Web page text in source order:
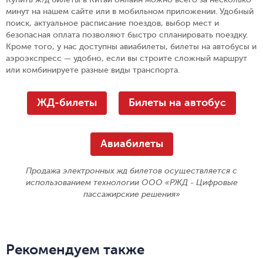
минут на нашем сайте или в мобильном приложении. Удобный
поиск, актуальное расписание поездов, выбор мест и
безопасная оплата позволяют быстро спланировать поездку.
Кроме того, у нас доступны авиабилеты, билеты на автобусы и
аэроэкспресс — удобно, если вы строите сложный маршрут
или комбинируете разные виды транспорта.
ЖД-билеты Билеты на автобус
Авиабилеты
Продажа электронных жд билетов осуществляется с
использованием технологии ООО «РЖД - Цифровые
пассажирские решения»
Рекомендуем также